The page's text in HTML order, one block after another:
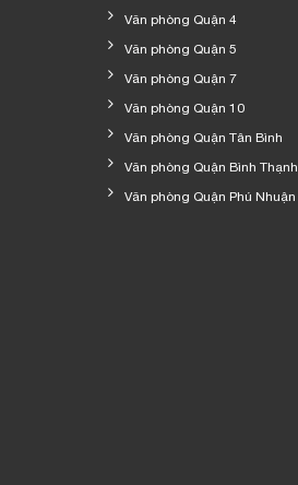
Văn phòng Quận 4
Văn phòng Quận 5
Văn phòng Quận 7
Văn phòng Quận 10
Văn phòng Quận Tân Bình
Văn phòng Quận Bình Thạnh
Văn phòng Quận Phú Nhuận